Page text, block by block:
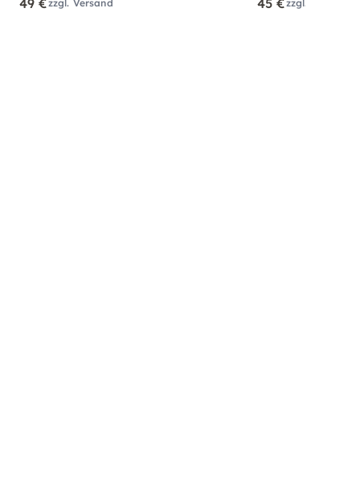
49 €zzgl. Versand 45 €zzgl.